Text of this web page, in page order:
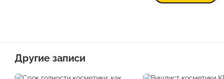
Другие записи